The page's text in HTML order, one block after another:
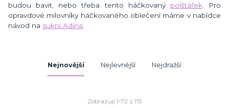
budou bavit, nebo třeba tento háčkovaný polštářek. Pro
opravdové milovníky háčkovaného oblečení máme v nabídce
návod na sukni Adina.
Nejnovější Nejlevnější Nejdražší
Zobrazuji 1-72 z 115